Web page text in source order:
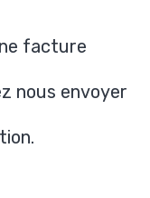
facture
nous envoyer